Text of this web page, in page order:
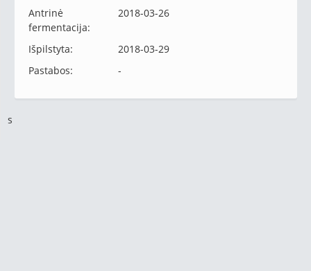
Antrinė
fermentacija:
2018-03-26
Išpilstyta:
2018-03-29
Pastabos:
-
s